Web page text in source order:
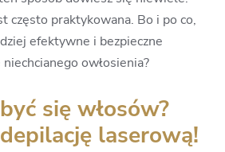
często praktykowana. Bo i po co,
efektywne i bezpieczne
owłosienia?
się włosów?
laserową!